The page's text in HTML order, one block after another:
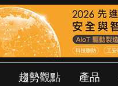
趨勢觀點 產品